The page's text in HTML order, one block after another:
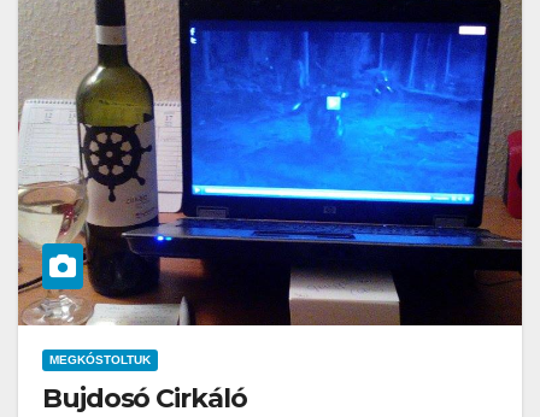
MEGKÓSTOLTUK
Bujdosó Cirkáló